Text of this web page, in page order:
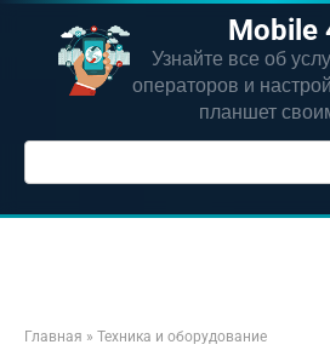
Перейти
контенту
Mobile
Узнайте все об
операторов и
планшет
Поиск:
Главная » Техника и оборудование